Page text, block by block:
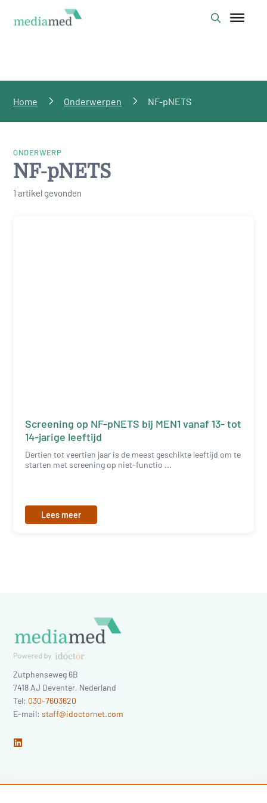
Home Onderwerpen NF-pNETS
ONDERWERP
NF-pNETS
1 artikel gevonden
Screening op NF-pNETS bij MEN1 vanaf 13- tot
14-jarige leeftijd
Dertien tot veertien jaar is de meest geschikte leeftijd om te
starten met screening op niet-functio ...
Lees meer
Zutphenseweg 6B
7418 AJ Deventer, Nederland
Tel: 030-7603620
E-mail:staff@idoctornet.com